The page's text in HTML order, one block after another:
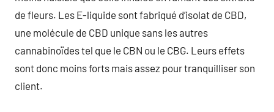
de fleurs. Les E-liquide sont fabriqué d’isolat de CBD,
une molécule de CBD unique sans les autres
cannabinoïdes tel que le CBN ou le CBG. Leurs effets
sont donc moins forts mais assez pour tranquilliser son
client.